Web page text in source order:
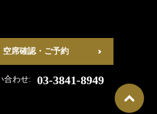
空席確認・ご予約
合わせ: 03-3841-8949